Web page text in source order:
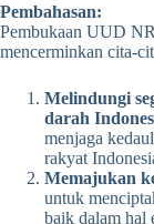
Pembahasan:
Pembukaan UUD
mencerminkan cita-
Melindungi
darah
menjaga
rakyat
Memajukan
untuk
baik dalam hal